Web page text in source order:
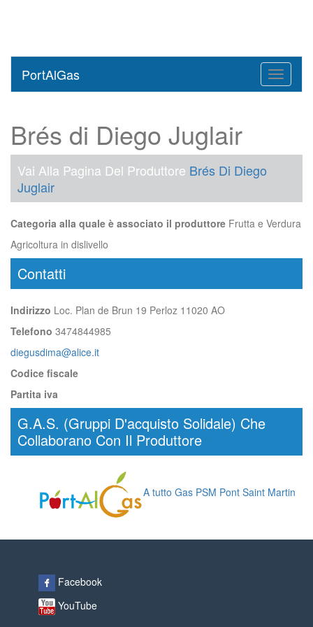
Toggle
PortAlGas
Brés di Diego Juglair
Vai Alla Pagina Del Produttore Brés Di Diego
Juglair
Categoria alla quale è associato il produttore Frutta e Verdura
Agricoltura in dislivello
Contatti
Indirizzo Loc. Plan de Brun 19 Perloz 11020 AO
Telefono 3474844985
diegusdima@alice.it
Codice fiscale
Partita iva
G.A.S. (Gruppi D'acquisto Solidale) Che
Collaborano Con Il Produttore
A tutto Gas PSM Pont Saint Martin
Facebook
YouTube